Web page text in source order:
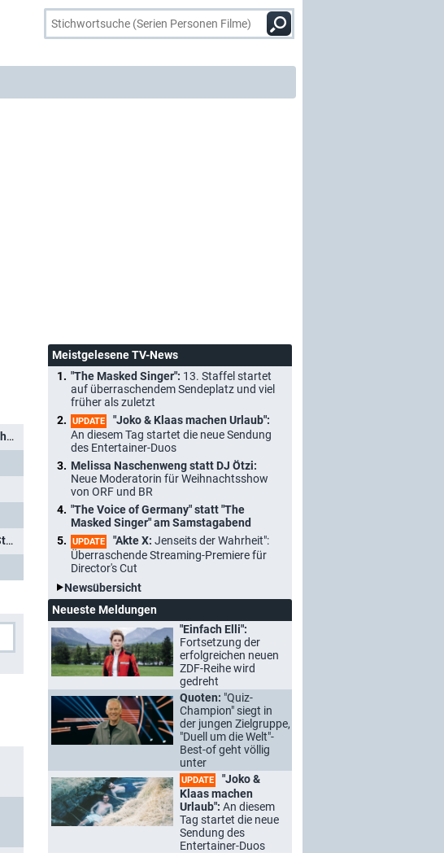
"Schloss Einstein": Jubiläumsstaffel mit neuen Schülern, Fußballstar und Wiedersehen mit beliebten Figuren
"Frieda - Mit Feuer und Flamme" mit Soap-Stars Lippmann, Deyle und Kohn erhält Starttermin
Meistgelesene TV-News
"The Masked Singer": 13. Staffel startet
auf überraschendem Sendeplatz und viel
früher als zuletzt
UPDATE
"Joko & Klaas machen Urlaub":
An diesem Tag startet die neue Sendung
des Entertainer-Duos
Melissa Naschenweng statt DJ Ötzi:
Neue Moderatorin für Weihnachtsshow
von ORF und BR
"The Voice of Germany" statt "The
Masked Singer" am Samstagabend
UPDATE "Akte X: Jenseits der Wahrheit":
Überraschende Streaming-Premiere für
Director's Cut
Newsübersicht
Neueste Meldungen
"Einfach Elli":
Fortsetzung der
erfolgreichen neuen
ZDF-Reihe wird
gedreht
Quoten: "Quiz-
Champion" siegt in
der jungen Zielgruppe,
"Duell um die Welt"-
Best-of geht völlig
unter
UPDATE
"Joko &
Klaas machen
Urlaub": An diesem
Tag startet die neue
Sendung des
Entertainer-Duos